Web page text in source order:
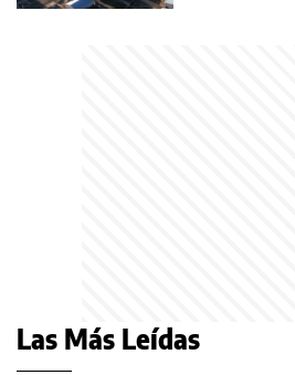
Las Más Leídas